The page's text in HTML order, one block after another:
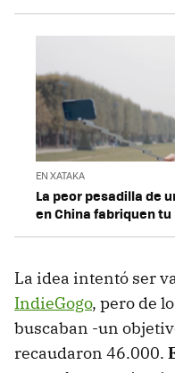
EN XATAKA
La peor pesadilla de
en China fabriquen
La idea intentó ser
IndieGogo, pero de
buscaban -un
recaudaron 46.000.